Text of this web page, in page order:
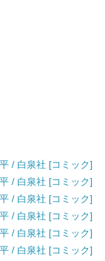
/ 白泉社 [コミック]
/ 白泉社 [コミック]
/ 白泉社 [コミック]
/ 白泉社 [コミック]
/ 白泉社 [コミック]
/ 白泉社 [コミック]